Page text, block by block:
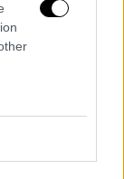
αιχμές για
Η